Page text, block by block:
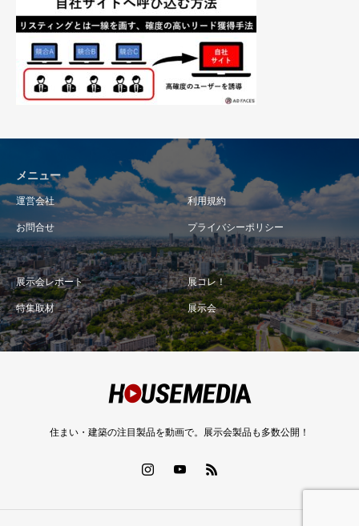
メニュー
運営会社 利用規約
お問合せ プライバシーポリシー
展示会レポート 展コレ！
特集取材 展示会
住まい・建築の注目製品を動画で。展示会製品も多数公開！